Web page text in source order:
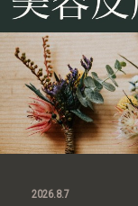
2026.8.7